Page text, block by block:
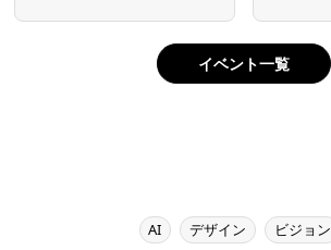
イベント一覧
AI デザイン ビジョン